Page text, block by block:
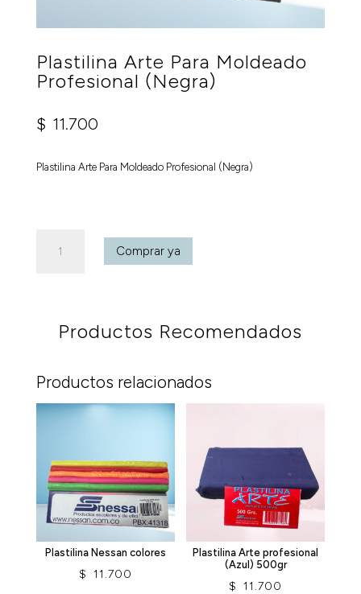
Plastilina Arte Para Moldeado
Profesional (Negra)
$ 11.700
Plastilina Arte Para Moldeado Profesional (Negra)
(Negra)
Comprar ya
Productos Recomendados
Productos relacionados
Plastilina Nessan colores
$ 11.700
Plastilina Arte profesional
(Azul) 500gr
$ 11.700